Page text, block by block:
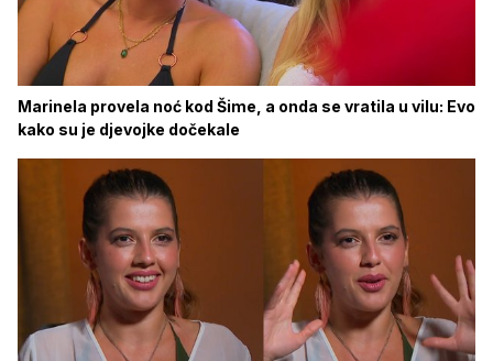
Marinela provela noć kod Šime, a onda se vratila u vilu: Evo
kako su je djevojke dočekale